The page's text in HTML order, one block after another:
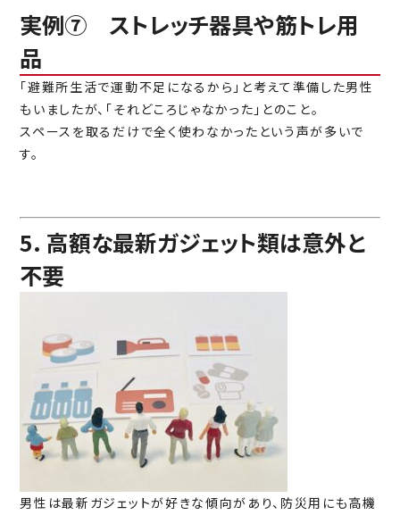
実例⑦ ストレッチ器具や筋トレ用
品
「避難所生活で運動不足になるから」と考えて準備した男性
もいましたが、「それどころじゃなかった」とのこと。
スペースを取るだけで全く使わなかったという声が多いで
す。
5. 高額な最新ガジェット類は意外と
不要
男性は最新ガジェットが好きな傾向があり、防災用にも高機